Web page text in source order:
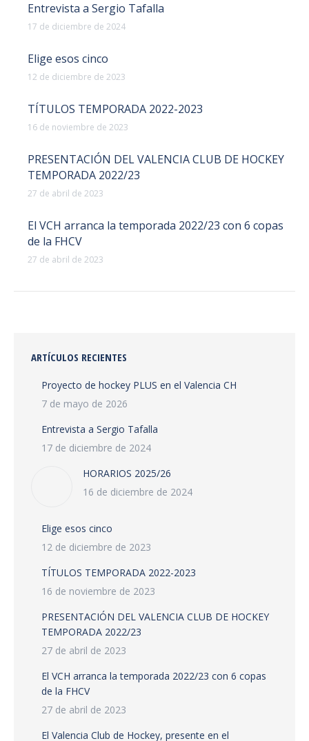
Entrevista a Sergio Tafalla
17 de diciembre de 2024
Elige esos cinco
12 de diciembre de 2023
TÍTULOS TEMPORADA 2022-2023
16 de noviembre de 2023
PRESENTACIÓN DEL VALENCIA CLUB DE HOCKEY
TEMPORADA 2022/23
27 de abril de 2023
El VCH arranca la temporada 2022/23 con 6 copas
de la FHCV
27 de abril de 2023
ARTÍCULOS RECIENTES
Proyecto de hockey PLUS en el Valencia CH
7 de mayo de 2026
Entrevista a Sergio Tafalla
17 de diciembre de 2024
HORARIOS 2025/26
16 de diciembre de 2024
Elige esos cinco
12 de diciembre de 2023
TÍTULOS TEMPORADA 2022-2023
16 de noviembre de 2023
PRESENTACIÓN DEL VALENCIA CLUB DE HOCKEY
TEMPORADA 2022/23
27 de abril de 2023
El VCH arranca la temporada 2022/23 con 6 copas
de la FHCV
27 de abril de 2023
El Valencia Club de Hockey, presente en el